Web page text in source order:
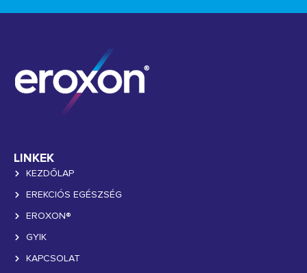
LINKEK
KEZDŐLAP
EREKCIÓS EGÉSZSÉG
EROXON®
GYIK
KAPCSOLAT